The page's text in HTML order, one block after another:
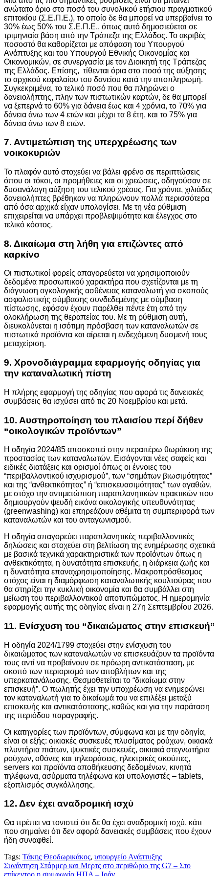
ανώτατο όριο στο ποσό του συνολικού ετήσιου πραγματικού
επιτοκίου (Σ.Ε.Π.Ε.), το οποίο δε θα μπορεί να υπερβαίνει το
30% έως 50% του Σ.Ε.Π.Ε., όπως αυτό δημοσιεύεται σε
τριμηνιαία βάση από την Τράπεζα της Ελλάδος. Το ακριβές
ποσοστό θα καθορίζεται με απόφαση του Υπουργού
Ανάπτυξης και του Υπουργού Εθνικής Οικονομίας και
Οικονομικών, σε συνεργασία με τον Διοικητή της Τράπεζας
της Ελλάδος. Επίσης, τίθενται όρια στο ποσό της αύξησης
το αρχικού κεφαλαίου του δανείου κατά την αποπληρωμή.
Συγκεκριμένα, το τελικό ποσό που θα πληρώνει ο
δανειολήπτης, πλην των πιστωτικών καρτών, δε θα μπορεί
να ξεπερνά το 60% για δάνεια έως και 4 χρόνια, το 70% για
δάνεια άνω των 4 ετών και μέχρι τα 8 έτη, και το 75% για
δάνεια άνω των 8 ετών.
7. Αντιμετώπιση της υπερχρέωσης των
νοικοκυριών
Το πλαφόν αυτό στοχεύει να βάλει φρένο σε περιπτώσεις
όπου οι τόκοι, οι προμήθειες και οι χρεώσεις, οδηγούσαν σε
δυσανάλογη αύξηση του τελικού χρέους. Για χρόνια, χιλιάδες
δανειολήπτες βρέθηκαν να πληρώνουν πολλά περισσότερα
από όσα αρχικά είχαν υπολογίσει. Με τη νέα ρύθμιση
επιχειρείται να υπάρχει προβλεψιμότητα και έλεγχος στο
τελικό κόστος.
8. Δικαίωμα στη λήθη για επιζώντες από
καρκίνο
Οι πιστωτικοί φορείς απαγορεύεται να χρησιμοποιούν
δεδομένα προσωπικού χαρακτήρα που σχετίζονται με τη
διάγνωση ογκολογικής ασθένειας καταναλωτή για σκοπούς
ασφαλιστικής σύμβασης συνδεδεμένης με σύμβαση
πίστωσης, εφόσον έχουν παρέλθει πέντε έτη από την
ολοκλήρωση της θεραπείας του. Με τη ρύθμιση αυτή,
διευκολύνεται η ισότιμη πρόσβαση των καταναλωτών σε
πιστωτικά προϊόντα και αίρεται η ενδεχόμενη δυσμενή τους
μεταχείριση.
9. Χρονοδιάγραμμα εφαρμογής οδηγίας για
την καταναλωτική πίστη
Η πλήρης εφαρμογή της οδηγίας που αφορά τις δανειακές
συμβάσεις θα ισχύσει από τις 20 Νοεμβρίου και μετά.
10. Αυστηροποίηση του πλαισίου περί δήθεν
“οικολογικών προϊόντων”
Η οδηγία 2024/85 αποσκοπεί στην περαιτέρω θωράκιση της
προστασίας των καταναλωτών. Εισάγονται νέες σαφείς και
ειδικές διατάξεις και ορισμοί όπως οι έννοιες του
“περιβαλλοντικού ισχυρισμού”, των “σημάτων βιωσιμότητας”
και της “ανθεκτικότητας” ή “επισκευασιμότητας” των αγαθών,
με στόχο την αντιμετώπιση παραπλανητικών πρακτικών που
δημιουργούν ψευδή εικόνα οικολογικής υπευθυνότητας
(greenwashing) και επηρεάζουν αθέμιτα τη συμπεριφορά των
καταναλωτών και του ανταγωνισμού.
Η οδηγία απαγορεύει παραπλανητικές περιβαλλοντικές
δηλώσεις και στοχεύει στη βελτίωση της ενημέρωσης σχετικά
με βασικά τεχνικά χαρακτηριστικά των προϊόντων όπως η
ανθεκτικότητα, η δυνατότητα επισκευής, η διάρκεια ζωής και
η δυνατότητα επαναχρησιμοποίησης. Μακροπρόσθεσμος
στόχος είναι η διαμόρφωση καταναλωτικής κουλτούρας που
θα στηρίζει την κυκλική οικονομία και θα συμβάλλει στη
μείωση του περιβαλλοντικού αποτυπώματος. Η ημερομηνία
εφαρμογής αυτής της οδηγίας είναι η 27η Σεπτεμβρίου 2026.
11. Ενίσχυση του “δικαιώματος στην επισκευή”
Η οδηγία 2024/1799 στοχεύει στην ενίσχυση του
δικαιώματος των καταναλωτών να επισκευάζουν τα προϊόντα
τους αντί να προβαίνουν σε πρόωρη αντικατάσταση, με
σκοπό των περιορισμό των αποβλήτων και της
υπερκατανάλωσης. Θεσμοθετείται το “δικαίωμα στην
επισκευή”. Ο πωλητής έχει την υποχρέωση να ενημερώνει
τον καταναλωτή για το δικαίωμά του να επιλέξει μεταξύ
επισκευής και αντικατάστασης, καθώς και για την παράταση
της περιόδου παραγραφής.
Οι κατηγορίες των προϊόντων, σύμφωνα και με την οδηγία,
είναι οι εξής: οικιακές συσκευές πλυσίματος ρούχων, οικιακά
πλυντήρια πιάτων, ψυκτικές συσκευές, οικιακά στεγνωτήρια
ρούχων, οθόνες και τηλεοράσεις, ηλεκτρικές σκούπες,
servers και προϊόντα αποθήκευσης δεδομένων, κινητά
τηλέφωνα, ασύρματα τηλέφωνα και υπολογιστές – tablets,
εξοπλισμός συγκόλλησης.
12. Δεν έχει αναδρομική ισχύ
Θα πρέπει να τονιστεί ότι δε θα έχει αναδρομική ισχύ, κάτι
που σημαίνει ότι δεν αφορά δανειακές συμβάσεις που έχουν
ήδη συναφθεί.
Tags: Τάκης Θεοδωρικάκος, υπουργείο Ανάπτυξης
Πλοήγηση
Συνάντηση Στάρμερ και Μερτς στο περιθώριο της G7 – Στο